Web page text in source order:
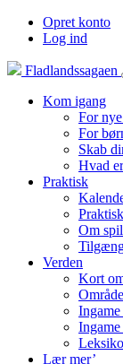
Opret konto
Log ind
Fladlandssagaen
Kom igang
For
For
Skab
Hvad
Praktisk
Om
Verden
Kort
Lær mer’